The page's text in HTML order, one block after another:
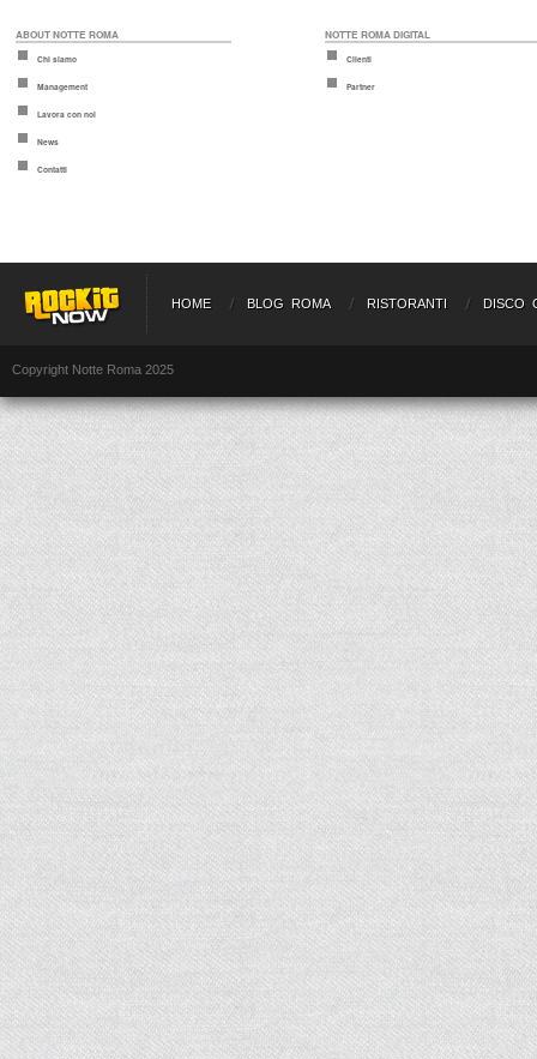
ABOUT NOTTE ROMA
Chi siamo
Management
Lavora con noi
News
Contatti
NOTTE ROMA DIGITAL
Clienti
Partner
HOME BLOG ROMA RISTORANTI DISCO
Copyright Notte Roma 2025